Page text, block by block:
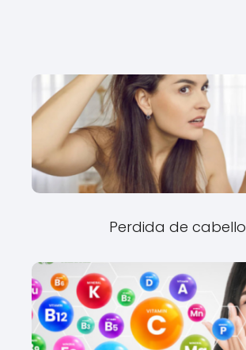
Perdida de cabello